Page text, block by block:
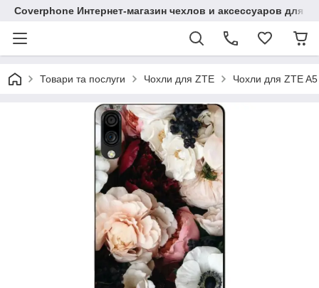
Coverphone Интернет-магазин чехлов и аксессуаров для
Товари та послуги Чохли для ZTE Чохли для ZTE